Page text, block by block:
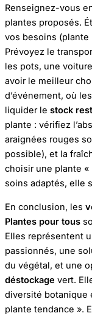
Renseignez-vous
plantes proposés.
vos besoins (plante
Prévoyez le
les pots, une
avoir le meilleur
d’événement, où
liquider le stock
plante : vérifiez
araignées rouges
possible), et la
choisir une plante «
soins adaptés, elle
En conclusion, les
Plantes pour tous
Elles représentent
passionnés, une
du végétal, et une
déstockage vert.
diversité botanique
plante tendance ».